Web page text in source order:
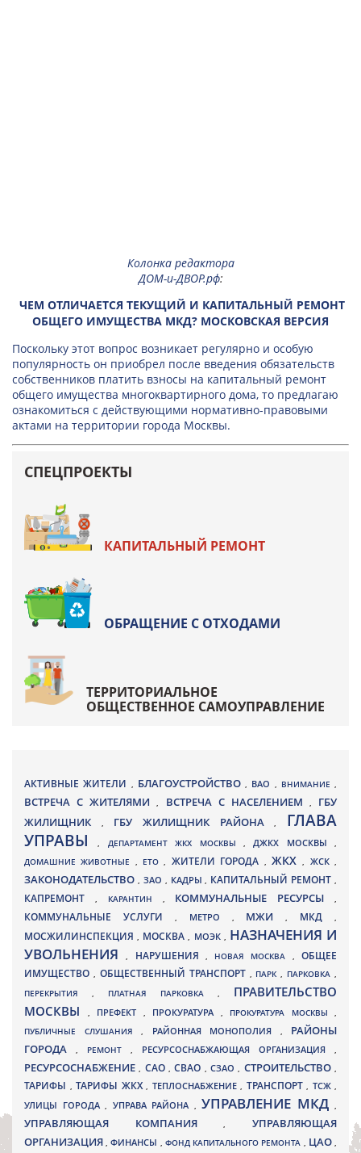
Колонка редактора
ДОМ-и-ДВОР.рф:
ЧЕМ ОТЛИЧАЕТСЯ ТЕКУЩИЙ И КАПИТАЛЬНЫЙ РЕМОНТ
ОБЩЕГО ИМУЩЕСТВА МКД? МОСКОВСКАЯ ВЕРСИЯ
Поскольку этот вопрос возникает регулярно и особую
популярность он приобрел после введения обязательств
собственников платить взносы на капитальный ремонт
общего имущества многоквартирного дома, то предлагаю
ознакомиться с действующими нормативно-правовыми
актами на территории города Москвы.
СПЕЦПРОЕКТЫ
КАПИТАЛЬНЫЙ РЕМОНТ
ОБРАЩЕНИЕ С ОТХОДАМИ
ТЕРРИТОРИАЛЬНОЕ
ОБЩЕСТВЕННОЕ САМОУПРАВЛЕНИЕ
АКТИВНЫЕ ЖИТЕЛИ , БЛАГОУСТРОЙСТВО , ВАО , ВНИМАНИЕ ,
ВСТРЕЧА С ЖИТЕЛЯМИ, ВСТРЕЧА С НАСЕЛЕНИЕМ , ГБУ
ЖИЛИЩНИК
, ГБУ ЖИЛИЩНИК РАЙОНА, ГЛАВА
УПРАВЫ, ДЕПАРТАМЕНТ ЖКХ МОСКВЫ ,ДЖКХ МОСКВЫ ,
ДОМАШНИЕ ЖИВОТНЫЕ , ЕТО, ЖИТЕЛИ ГОРОДА , ЖКХ, ЖСК,
ЗАКОНОДАТЕЛЬСТВО , ЗАО , КАДРЫ, КАПИТАЛЬНЫЙ РЕМОНТ ,
КАПРЕМОНТ , КАРАНТИН , КОММУНАЛЬНЫЕ РЕСУРСЫ,
КОММУНАЛЬНЫЕ УСЛУГИ , МЕТРО , МЖИ, МКД ,
МОСЖИЛИНСПЕКЦИЯ, МОСКВА , МОЭК , НАЗНАЧЕНИЯ И
УВОЛЬНЕНИЯ, НАРУШЕНИЯ , НОВАЯ МОСКВА ,ОБЩЕЕ
ИМУЩЕСТВО , ОБЩЕСТВЕННЫЙ ТРАНСПОРТ , ПАРК, ПАРКОВКА ,
ПЕРЕКРЫТИЯ , ПЛАТНАЯ ПАРКОВКА , ПРАВИТЕЛЬСТВО
МОСКВЫ
, ПРЕФЕКТ , ПРОКУРАТУРА , ПРОКУРАТУРА МОСКВЫ ,
ПУБЛИЧНЫЕ СЛУШАНИЯ , РАЙОННАЯ МОНОПОЛИЯ , РАЙОНЫ
ГОРОДА
, РЕМОНТ , РЕСУРСОСНАБЖАЮЩАЯ ОРГАНИЗАЦИЯ ,
РЕСУРСОСНАБЖЕНИЕ, САО,СВАО ,СЗАО, СТРОИТЕЛЬСТВО,
ТАРИФЫ , ТАРИФЫ ЖКХ , ТЕПЛОСНАБЖЕНИЕ , ТРАНСПОРТ , ТСЖ ,
УЛИЦЫ ГОРОДА , УПРАВА РАЙОНА , УПРАВЛЕНИЕ МКД ,
УПРАВЛЯЮЩАЯ КОМПАНИЯ,УПРАВЛЯЮЩАЯ
ОРГАНИЗАЦИЯ,ФИНАНСЫ , ФОНД КАПИТАЛЬНОГО РЕМОНТА , ЦАО,